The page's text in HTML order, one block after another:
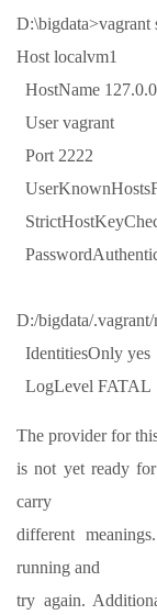
D:\bigdata>vagrant
Host localvm1
HostName
User vagrant
Port 2222
D:/bigdata/
IdentitiesOnly yes
LogLevel FATAL
The provider for
is not yet ready
carry
different
running and
try again.